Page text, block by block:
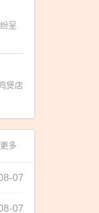
呈
煲店
更多
07
07